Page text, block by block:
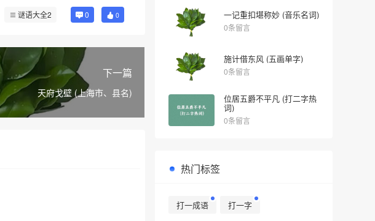
谜语大全2 0 0
下一篇
天府戈壁 (上海市、县名)
一记重扣堪称妙 (音乐名词)
0条留言
施计借东风 (五画单字)
0条留言
位居五爵不平凡 (打二字热
词)
0条留言
热门标签
打一成语 打一字